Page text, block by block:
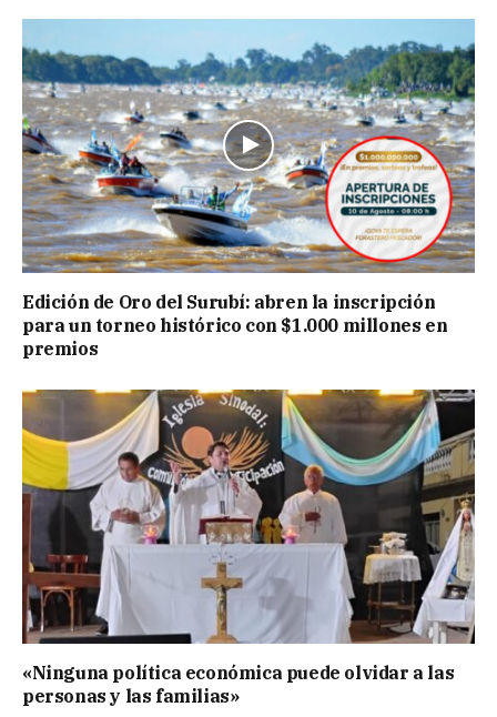
Edición de Oro del Surubí: abren la inscripción
para un torneo histórico con $1.000 millones en
premios
«Ninguna política económica puede olvidar a las
personas y las familias»